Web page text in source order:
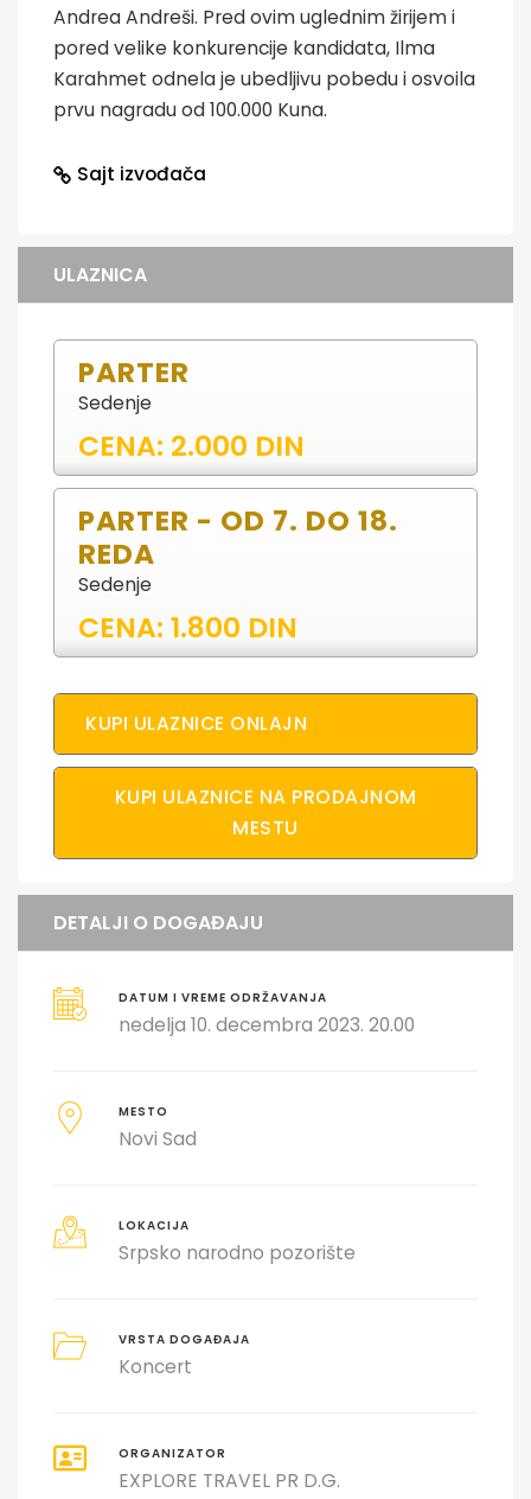
Andrea Andreši. Pred ovim uglednim žirijem i
pored velike konkurencije kandidata, Ilma
Karahmet odnela je ubedljivu pobedu i osvoila
prvu nagradu od 100.000 Kuna.
Sajt izvođača
ULAZNICA
PARTER
Sedenje
CENA: 2.000 DIN
PARTER - OD 7. DO 18.
REDA
Sedenje
CENA: 1.800 DIN
KUPI ULAZNICE ONLAJN
KUPI ULAZNICE NA PRODAJNOM
MESTU
DETALJI O DOGAĐAJU
DATUM I VREME ODRŽAVANJA
nedelja 10. decembra 2023. 20.00
MESTO
Novi Sad
LOKACIJA
Srpsko narodno pozorište
VRSTA DOGAĐAJA
Koncert
ORGANIZATOR
EXPLORE TRAVEL PR D.G.